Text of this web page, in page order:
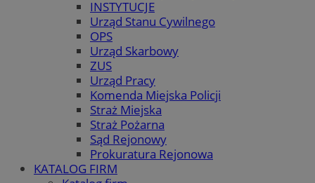
INSTYTUCJE
Urząd Stanu Cywilnego
OPS
Urząd Skarbowy
ZUS
Urząd Pracy
Komenda Miejska Policji
Straż Miejska
Straż Pożarna
Sąd Rejonowy
Prokuratura Rejonowa
KATALOG FIRM